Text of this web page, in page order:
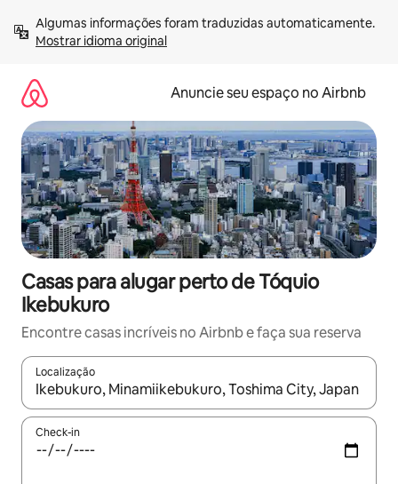
para
Mostrar idioma original
Anuncie seu espaço no Airbnb
Casas para alugar perto de Tóquio
Ikebukuro
Encontre casas incríveis no Airbnb e faça sua reserva
Localização
Quando os resultados estiverem disponíveis, explore-os
Check-in